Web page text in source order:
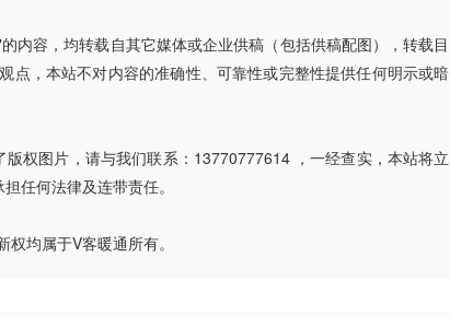
内容，均转载自其它媒体或企业供稿（包括供稿配图），转载目
点，本站不对内容的准确性、可靠性或完整性提供任何明示或暗
权图片，请与我们联系：13770777614 ，一经查实，本站将立
任何法律及连带责任。
均属于V客暖通所有。